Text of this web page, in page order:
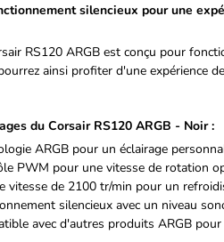
silencieux pour une
RS120 ARGB est conçu pour
ainsi profiter d'une expérience
du Corsair RS120 ARGB - Noir :
ARGB pour un éclairage
PWM pour une vitesse de rotation
vitesse de 2100 tr/min pour un
silencieux avec un niveau
avec d'autres produits ARGB